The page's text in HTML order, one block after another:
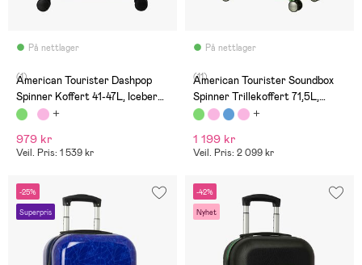
På nettlager
(1)
American Tourister Dashpop
Spinner Koffert 41-47L, Iceberg
Green
979 kr
Veil. Pris: 1 539 kr
På nettlager
(11)
American Tourister Soundbox
Spinner Trillekoffert 71,5L,
Pastel Green
1 199 kr
Veil. Pris: 2 099 kr
-25%
Superpris
-42%
Nyhet